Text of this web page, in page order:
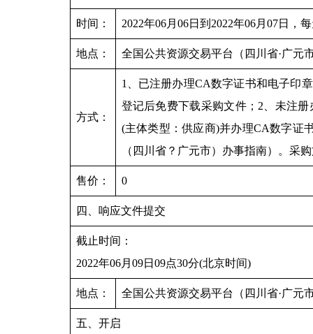
时间： 2022年06月06日到2022年06月07日，
地点： 全国公共资源交易平台（四川省·广元
方式：
1、已注册办理CA数字证书和电子印
登记后免费下载采购文件；2、未注
(主体类型：供应商)并办理CA数字证
（四川省？广元市）办事指南）。采
售价： 0
四、响应文件提交
截止时间：
2022年06月09日09点30分(北京时间)
地点： 全国公共资源交易平台（四川省·广元
五、开启